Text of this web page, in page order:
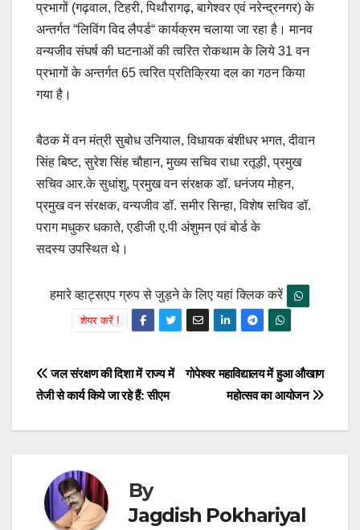
प्रभागों (गढ़वाल, टिहरी, पिथौरागढ़, बागेश्वर एवं नरेन्द्रनगर) के
अन्तर्गत “लिविंग विद लैपर्ड“ कार्यक्रम चलाया जा रहा है। मानव
वन्यजीव संघर्ष की घटनाओं की त्वरित रोकथाम के लिये 31 वन
प्रभागों के अन्तर्गत 65 त्वरित प्रतिक्रिया दल का गठन किया
गया है।
बैठक में वन मंत्री सुबोध उनियाल, विधायक बंशीधर भगत, दीवान
सिंह बिष्ट, सुरेश सिंह चौहान, मुख्य सचिव राधा रतूड़ी, प्रमुख
सचिव आर.के सुधांशु, प्रमुख वन संरक्षक डॉ. धनंजय मोहन,
प्रमुख वन संरक्षक, वन्यजीव डॉ. समीर सिन्हा, विशेष सचिव डॉ.
पराग मधुकर धकाते, एडीजी ए.पी अंशुमन एवं बोर्ड के
सदस्य उपस्थित थे।
हमारे व्हाट्सएप ग्रुप से जुड़ने के लिए यहां क्लिक करें
शेयर करें !
Post
navigation
गोपेश्वर महाविद्यालय में हुआ औखाण
महोत्सव का आयोजन
जल संरक्षण की दिशा में राज्य में
तेजी से कार्य किये जा रहे हैं: सीएम
By
Jagdish Pokhariyal